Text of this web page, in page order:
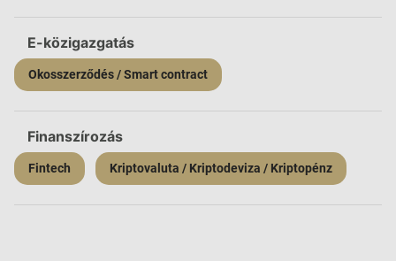
E-közigazgatás
Okosszerződés / Smart contract
Finanszírozás
Fintech Kriptovaluta / Kriptodeviza / Kriptopénz